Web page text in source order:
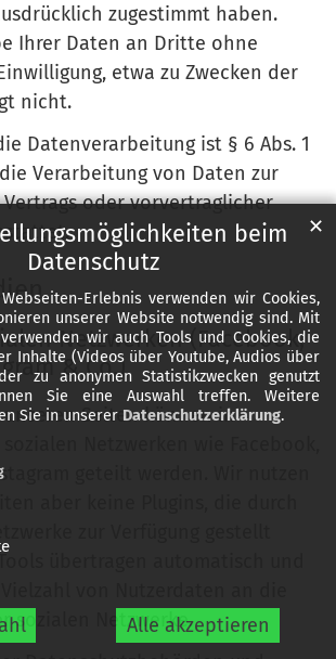
beim
Datenschutz
Erlebnis verwenden wir Cookies,
unserer Website notwendig sind. Mit
wir auch Tools und Cookies, die
Inhalte (Videos über Youtube, Audios über
zu anonymen Statistikzwecken genutzt
Sie eine Auswahl treffen. Weitere
Sie in unserer Datenschutzerklärung.
Alle akzeptieren
✕
zugestimmt haben.
Ihrer Daten an Dritte ohne
etwa zu Zwecken der
nicht.
Datenverarbeitung ist § 6 Abs. 1
Verarbeitung von Daten zur
oder vorvertraglicher
Netzwerken (Facebook,
& Co.)
Seiten können in
Netzwerken wie Facebook,
geteilt werden. Wir nutzen
aber keine Plugins, die durch
zur Verfügung gestellt
übertragen automatisch und
von Nutzerdaten an die
sozialen Netzwerke.